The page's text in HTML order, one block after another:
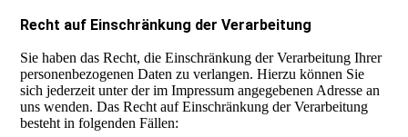
Recht auf Einschränkung der Verarbeitung
Sie haben das Recht, die Einschränkung der Verarbeitung Ihrer
personenbezogenen Daten zu verlangen. Hierzu können Sie
sich jederzeit unter der im Impressum angegebenen Adresse an
uns wenden. Das Recht auf Einschränkung der Verarbeitung
besteht in folgenden Fällen: